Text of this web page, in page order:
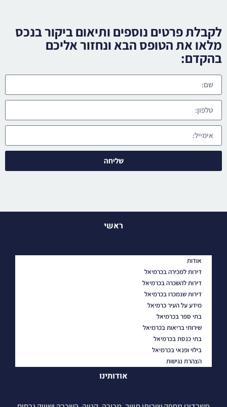
לקבלת פרטים נוספים ותיאום ביקור בנכס
מלאו את הטופס הבא ונחזור אליכם
בהקדם:
שליחה
ראשי
אודות
דירות למכירה בכרמיאל
דירות להשכרה בכרמיאל
דירות שנמכרו בכרמיאל
מידע על העיר כרמיאל
בתי ספר בכרמיאל
שירותי בריאות בכרמיאל
בתי כנסת בכרמיאל
בילוי ופנאי בכרמיאל
הצהרת נגישות
אודותינו